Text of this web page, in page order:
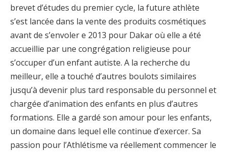
brevet d’études du premier cycle, la future athlète
s’est lancée dans la vente des produits cosmétiques
avant de s’envoler e 2013 pour Dakar où elle a été
accueillie par une congrégation religieuse pour
s’occuper d’un enfant autiste. A la recherche du
meilleur, elle a touché d’autres boulots similaires
jusqu’à devenir plus tard responsable du personnel et
chargée d’animation des enfants en plus d’autres
formations. Elle a gardé son amour pour les enfants,
un domaine dans lequel elle continue d’exercer. Sa
passion pour l’Athlétisme va réellement commencer le